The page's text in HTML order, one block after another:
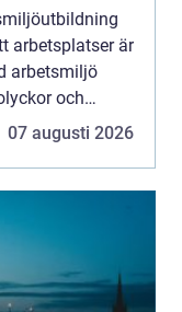
arbetsplatser är
arbetsmiljö
och
07 augusti 2026